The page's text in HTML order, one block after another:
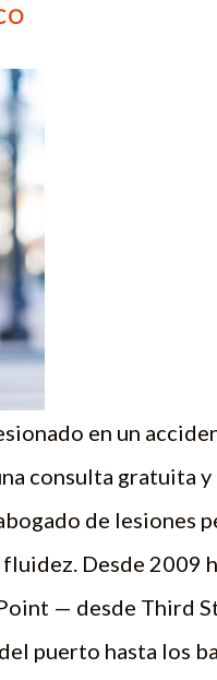
en un
consulta gratuita
de lesiones
Desde 2009
— desde Third
puerto hasta los